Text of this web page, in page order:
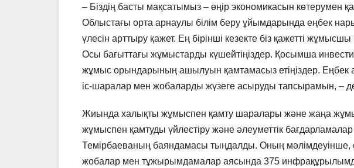
– Біздің басты мақсатымыз – өңір экономикасын көтерумен
Облыстағы орта арнаулы білім беру ұйымдарында еңбек
үлесін арттыру қажет. Ең бірінші кезекте біз қажетті
Осы бағыттағы жұмыстарды күшейтіңіздер. Қосымша
жұмыс орындарының ашылуын қамтамасыз етіңіздер.
іс-шаралар мен жобаларды жүзеге асыруды тапсырамын, –
Жиында халықты жұмыспен қамту шаралары және жаңа
жұмыспен қамтуды үйлестіру және әлеуметтік
Темірбаеваның баяндамасы тыңдалды. Оның мәлімдеуінше,
жобалар мен тұжырымдамалар аясында 375